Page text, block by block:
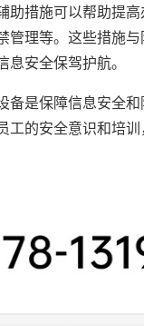
助措施可以帮助提
管理等。这些措施
安全保驾护航。
备是保障信息安全
工的安全意识和培